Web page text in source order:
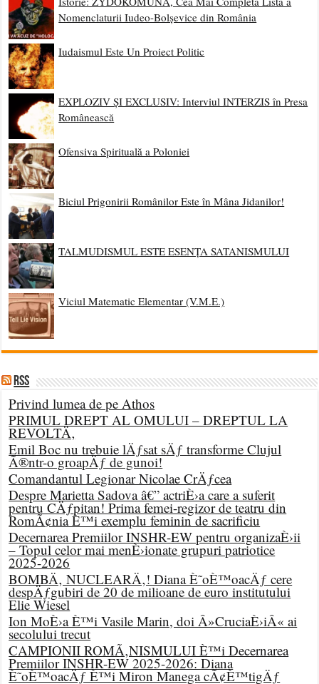
Nomenclaturii Iudeo-Bolșevice din România
Iudaismul Este Un Proiect Politic
EXPLOZIV ȘI EXCLUSIV: Interviul INTERZIS în Presa
Românească
Ofensiva Spirituală a Poloniei
Biciul Prigonirii Românilor Este în Mâna Jidanilor!
TALMUDISMUL ESTE ESENȚA SATANISMULUI
Viciul Matematic Elementar (V.M.E.)
RSS
Privind lumea de pe Athos
PRIMUL DREPT AL OMULUI – DREPTUL LA
REVOLTÄ‚
Emil Boc nu trebuie lÄƒsat sÄƒ transforme Clujul
Ã®ntr-o groapÄƒ de gunoi!
Comandantul Legionar Nicolae CrÄƒcea
Despre Marietta Sadova â€” actriÈ›a care a suferit
pentru CÄƒpitan! Prima femei-regizor de teatru din
RomÃ¢nia È™i exemplu feminin de sacrificiu
Decernarea Premiilor INSHR-EW pentru organizaÈ›ii
– Topul celor mai menÈ›ionate grupuri patriotice
2025-2026
BOMBÄ‚ NUCLEARÄ‚! Diana È˜oÈ™oacÄƒ cere
despÄƒgubiri de 20 de milioane de euro institutului
Elie Wiesel
Ion MoÈ›a È™i Vasile Marin, doi Â»CruciaÈ›iÂ« ai
secolului trecut
CAMPIONII ROMÃ‚NISMULUI È™i Decernarea
Premiilor INSHR-EW 2025-2026: Diana
È˜oÈ™oacÄƒ È™i Miron Manega cÃ¢È™tigÄƒ